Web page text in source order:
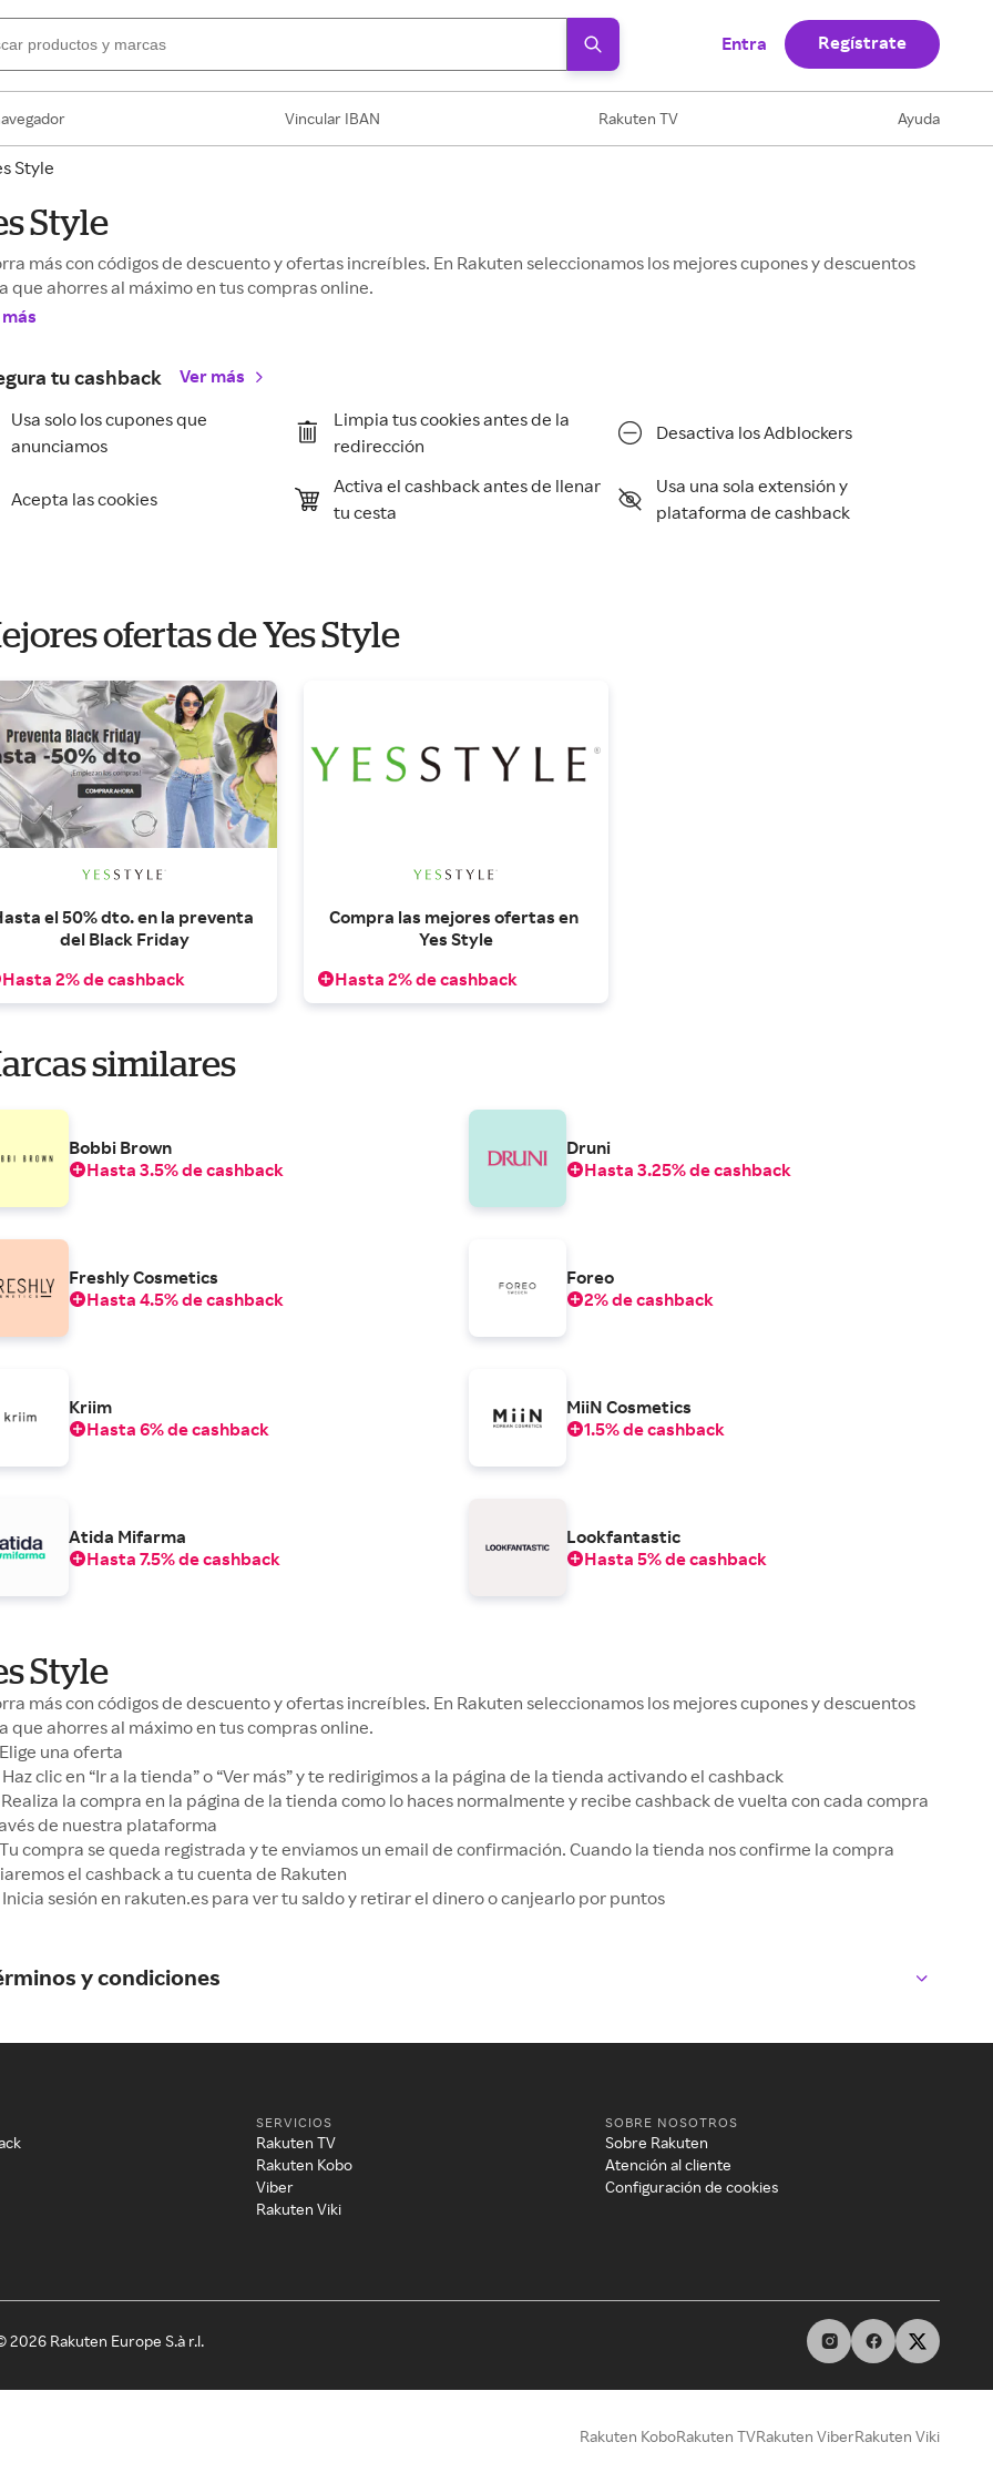
Entra Regístrate
Vincular IBAN Rakuten TV Ayuda
Style
Style
más con códigos de descuento y ofertas increíbles. En Rakuten seleccionamos los mejores cupones y descuentos
que ahorres al máximo en tus compras online.
tu cashback
Ver más
Usa solo los cupones que
anunciamos
Limpia tus cookies antes de la
redirección
Desactiva los Adblockers
Acepta las cookies
Activa el cashback antes de llenar
tu cesta
Usa una sola extensión y
plataforma de cashback
ofertas de Yes Style
el 50% dto. en la preventa
del Black Friday
Hasta 2% de cashback
Compra las mejores ofertas en
Yes Style
Hasta 2% de cashback
similares
Bobbi Brown
Hasta 3.5% de cashback
Druni
Hasta 3.25% de cashback
Freshly Cosmetics
Hasta 4.5% de cashback
Foreo
2% de cashback
Kriim
Hasta 6% de cashback
MiiN Cosmetics
1.5% de cashback
Atida Mifarma
Hasta 7.5% de cashback
Lookfantastic
Hasta 5% de cashback
Style
más con códigos de descuento y ofertas increíbles. En Rakuten seleccionamos los mejores cupones y descuentos
que ahorres al máximo en tus compras online.
una oferta
clic en “Ir a la tienda” o “Ver más” y te redirigimos a la página de la tienda activando el cashback
la compra en la página de la tienda como lo haces normalmente y recibe cashback de vuelta con cada compra
de nuestra plataforma
compra se queda registrada y te enviamos un email de confirmación. Cuando la tienda nos confirme la compra
el cashback a tu cuenta de Rakuten
sesión en rakuten.es para ver tu saldo y retirar el dinero o canjearlo por puntos
y condiciones
SERVICIOS
Rakuten TV
Rakuten Kobo
Viber
Rakuten Viki
SOBRE NOSOTROS
Sobre Rakuten
Atención al cliente
Configuración de cookies
2026 Rakuten Europe S.à r.l.
Rakuten KoboRakuten TVRakuten ViberRakuten Viki